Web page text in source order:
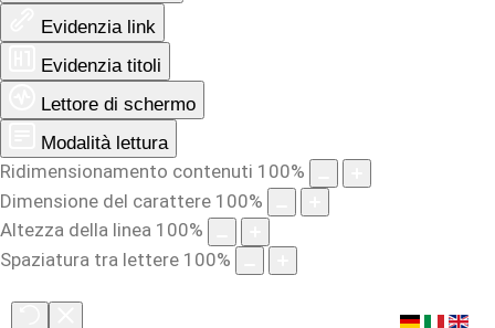
Evidenzia link
Evidenzia titoli
Lettore di schermo
Modalità lettura
Ridimensionamento contenuti 100%
Dimensione del carattere 100%
Altezza della linea 100%
Spaziatura tra lettere 100%